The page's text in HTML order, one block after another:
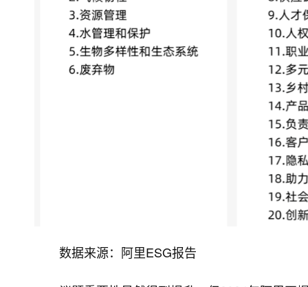
数据来源：阿里ESG报告